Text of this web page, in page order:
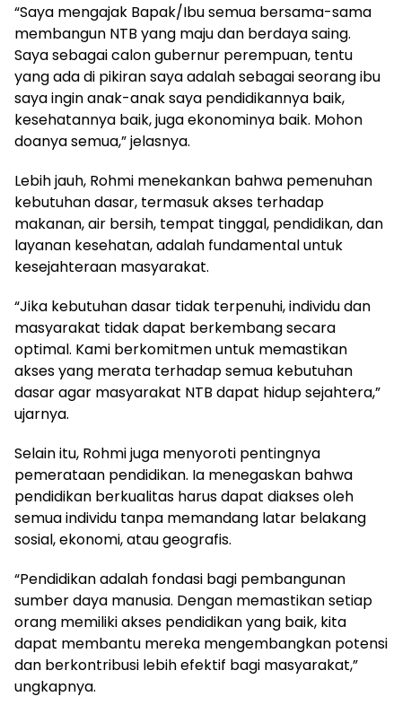
“Saya mengajak Bapak/Ibu semua bersama-sama
membangun NTB yang maju dan berdaya saing.
Saya sebagai calon gubernur perempuan, tentu
yang ada di pikiran saya adalah sebagai seorang ibu
saya ingin anak-anak saya pendidikannya baik,
kesehatannya baik, juga ekonominya baik. Mohon
doanya semua,” jelasnya.
Lebih jauh, Rohmi menekankan bahwa pemenuhan
kebutuhan dasar, termasuk akses terhadap
makanan, air bersih, tempat tinggal, pendidikan, dan
layanan kesehatan, adalah fundamental untuk
kesejahteraan masyarakat.
“Jika kebutuhan dasar tidak terpenuhi, individu dan
masyarakat tidak dapat berkembang secara
optimal. Kami berkomitmen untuk memastikan
akses yang merata terhadap semua kebutuhan
dasar agar masyarakat NTB dapat hidup sejahtera,”
ujarnya.
Selain itu, Rohmi juga menyoroti pentingnya
pemerataan pendidikan. Ia menegaskan bahwa
pendidikan berkualitas harus dapat diakses oleh
semua individu tanpa memandang latar belakang
sosial, ekonomi, atau geografis.
“Pendidikan adalah fondasi bagi pembangunan
sumber daya manusia. Dengan memastikan setiap
orang memiliki akses pendidikan yang baik, kita
dapat membantu mereka mengembangkan potensi
dan berkontribusi lebih efektif bagi masyarakat,”
ungkapnya.